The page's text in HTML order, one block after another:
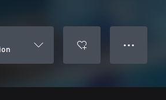
● ● ●